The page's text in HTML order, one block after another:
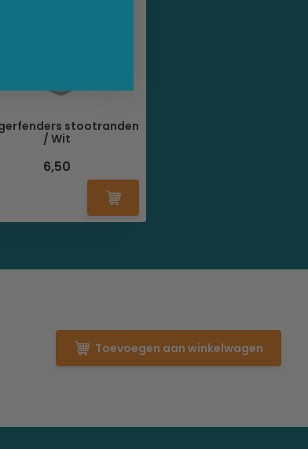
stootranden
/ Wit
6,50
Toevoegen aan winkelwagen